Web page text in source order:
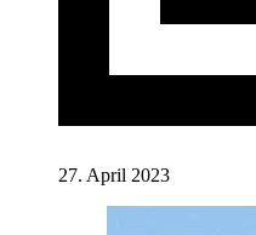
27. April 2023